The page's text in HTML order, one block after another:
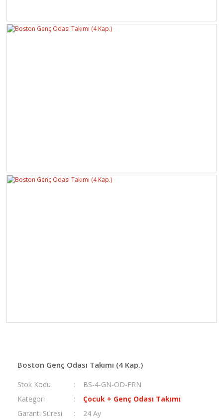
Boston Genç Odası Takımı (4 Kap.)
Stok Kodu
BS-4-GN-OD-FRN
Kategori
Çocuk + Genç Odası Takımı
Garanti Süresi
24 Ay